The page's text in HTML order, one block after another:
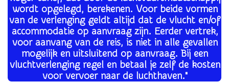
wordt opgelegd, berekenen. Voor beide vormen
van de verlenging geldt altijd dat de vlucht en/of
accommodatie op aanvraag zijn. Eerder vertrek,
voor aanvang van de reis, is niet in alle gevallen
mogelijk en uitsluitend op aanvraag. Bij een
vluchtverlenging regel en betaal je zelf de kosten
voor vervoer naar de luchthaven."